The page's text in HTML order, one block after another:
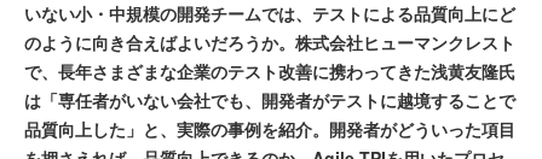
いない小・中規模の開発チームでは、テストによる品質向上にど
のように向き合えばよいだろうか。株式会社ヒューマンクレスト
で、長年さまざまな企業のテスト改善に携わってきた浅黄友隆氏
は「専任者がいない会社でも、開発者がテストに越境することで
品質向上した」と、実際の事例を紹介。開発者がどういった項目